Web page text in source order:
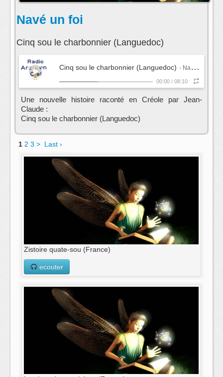
Navé un foi
Cinq sou le charbonnier (Languedoc)
Cinq sou le charbonnier (Languedoc) - Navé un foi
00:00 / 08:10
Une nouvelle histoire raconté en Créole par Jean-
Claude :
Cinq sou le charbonnier (Languedoc)
1 2 3 > Last ›
Zistoire quate-sou (France)
ecouter